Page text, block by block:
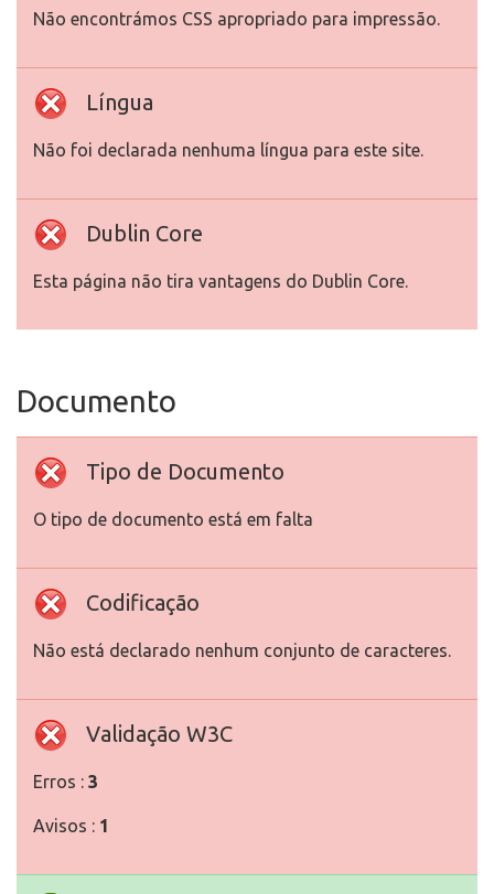
Não encontrámos CSS apropriado para impressão.
Língua
Não foi declarada nenhuma língua para este site.
Dublin Core
Esta página não tira vantagens do Dublin Core.
Documento
Tipo de Documento
O tipo de documento está em falta
Codificação
Não está declarado nenhum conjunto de caracteres.
Validação W3C
Erros : 3
Avisos : 1